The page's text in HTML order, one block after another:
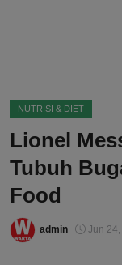
NUTRISI & DIET
Lionel
Tubuh
Food
admin Jun